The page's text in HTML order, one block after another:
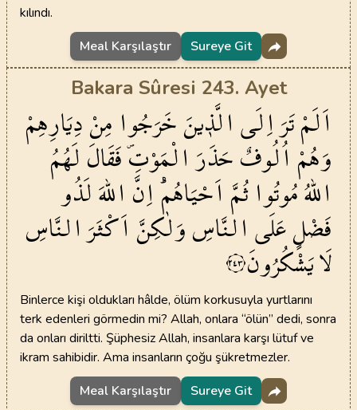
kılındı.
Meal Karşılaştır
Sureye Git
Bakara Sûresi 243. Ayet
اَلَمْتَرَاِلَىالَّذ۪ينَخَرَجُوا مِنْدِيَارِهِمْ
وَهُمْ اُلُوفٌحَذَرَالْمَوْتِۖفَقَالَلَهُمُ
اللّٰهُمُوتُواثُمَّ اَحْيَاهُمْۜاِنَّ اللّٰهَلَذُو
فَضْلٍعَلَىالنَّاسِوَلٰكِنَّ اَكْثَرَالنَّاسِ
لَايَشْكُرُونَ٢٤٣
Binlerce kişi oldukları hâlde, ölüm korkusuyla yurtlarını
terk edenleri görmedin mi? Allah, onlara “ölün” dedi, sonra
da onları diriltti. Şüphesiz Allah, insanlara karşı lütuf ve
ikram sahibidir. Ama insanların çoğu şükretmezler.
Meal Karşılaştır
Sureye Git